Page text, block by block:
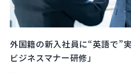
外国籍の新入社員に“英語で”
ビジネスマナー研修」